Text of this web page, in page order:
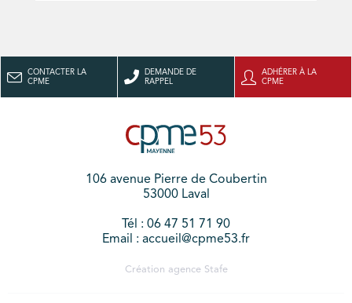
CONTACTER LA
CPME
DEMANDE DE
RAPPEL
ADHÉRER À LA
CPME
106 avenue Pierre de Coubertin
53000 Laval
Tél : 06 47 51 71 90
Email : accueil@cpme53.fr
Création agence Stafe